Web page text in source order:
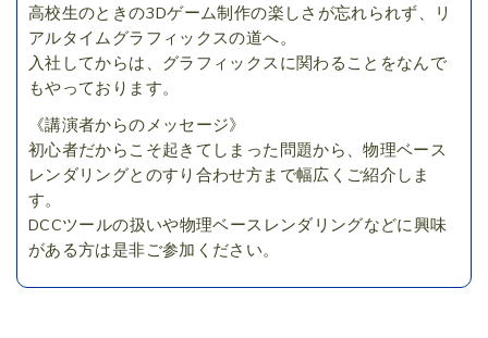
高校生のときの3Dゲーム制作の楽しさが忘れられず、リ
アルタイムグラフィックスの道へ。
入社してからは、グラフィックスに関わることをなんで
もやっております。
《講演者からのメッセージ》
初心者だからこそ起きてしまった問題から、物理ベース
レンダリングとのすり合わせ方まで幅広くご紹介しま
す。
DCCツールの扱いや物理ベースレンダリングなどに興味
がある方は是非ご参加ください。